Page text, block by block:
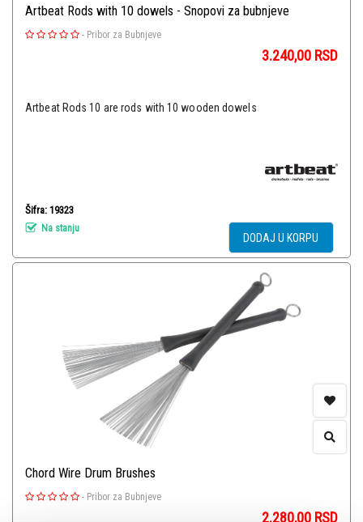
Artbeat Rods with 10 dowels - Snopovi za bubnjeve
- Pribor za Bubnjeve
3.240,00 RSD
Artbeat Rods 10 are rods with 10 wooden dowels
Šifra: 19323
Na stanju
DODAJ U KORPU
Chord Wire Drum Brushes
- Pribor za Bubnjeve
2.280,00 RSD